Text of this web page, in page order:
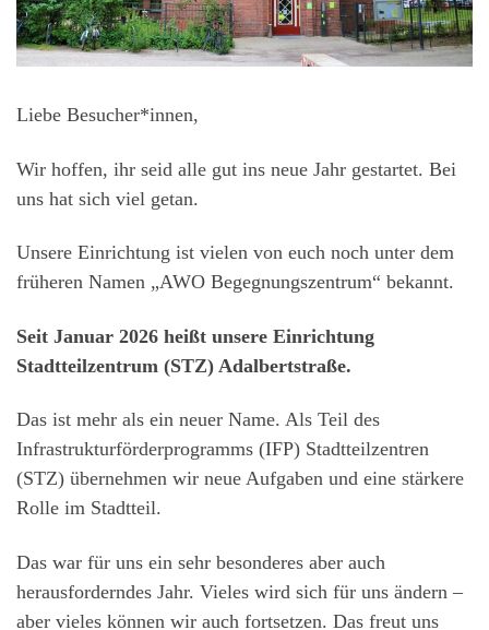
Liebe Besucher*innen,
Wir hoffen, ihr seid alle gut ins neue Jahr gestartet. Bei
uns hat sich viel getan.
Unsere Einrichtung ist vielen von euch noch unter dem
früheren Namen „AWO Begegnungszentrum“ bekannt.
Seit Januar 2026 heißt unsere Einrichtung
Stadtteilzentrum (STZ) Adalbertstraße.
Das ist mehr als ein neuer Name. Als Teil des
Infrastrukturförderprogramms (IFP) Stadtteilzentren
(STZ) übernehmen wir neue Aufgaben und eine stärkere
Rolle im Stadtteil.
Das war für uns ein sehr besonderes aber auch
herausforderndes Jahr. Vieles wird sich für uns ändern –
aber vieles können wir auch fortsetzen. Das freut uns